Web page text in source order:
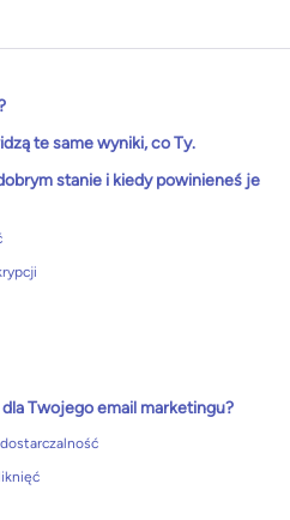
te same wyniki, co Ty.
stanie i kiedy powinieneś je
Twojego email marketingu?